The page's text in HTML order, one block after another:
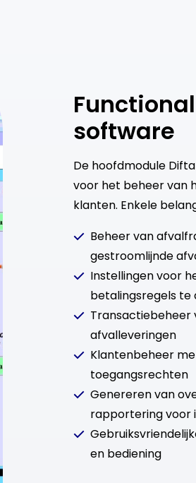
software
De hoofdmodule
voor het beheer van
klanten. Enkele
Beheer van
gestroomlijnde
Instellingen voor
betalingsregels te
Transactiebeheer
afvalleveringen
Klantenbeheer
toegangsrechten
Genereren van
rapportering voor
en bediening